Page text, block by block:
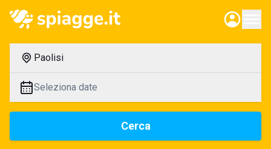
Paolisi
Seleziona date
Cerca